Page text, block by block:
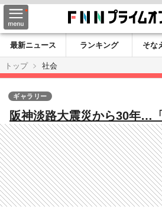
最新ニュース ランキング そな
トップ
社会
阪神淡路大震災から30年…
た“生き証人”」「医師の心
を支えた“歌”」今も残る教
記憶
ギャラリー